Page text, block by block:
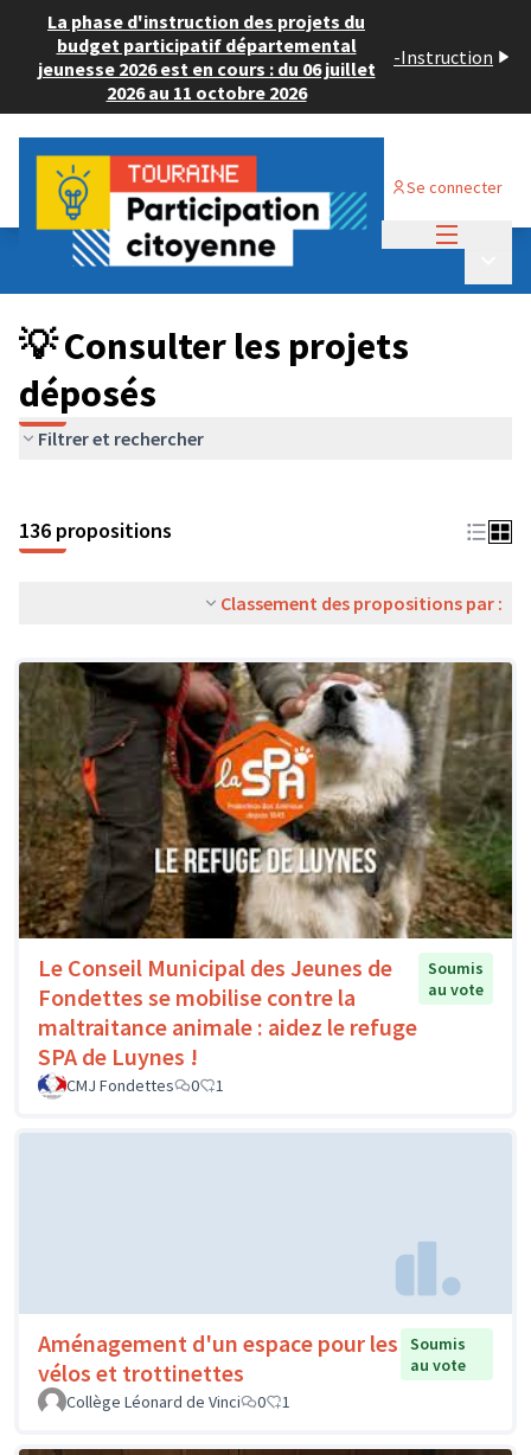
La phase d'instruction des projets du
budget participatif départemental
jeunesse 2026 est en cours : du 06 juillet
2026 au 11 octobre 2026
-Instruction
Se connecter
Budget Participatif JEUNESSE 2024
💡 Consulter les projets déposés
💡 Consulter les projets
déposés
Filtrer et rechercher
136 propositions
Classement des propositions par :
Le Conseil Municipal des Jeunes de
Fondettes se mobilise contre la
maltraitance animale : aidez le refuge
SPA de Luynes !
Soumis
au vote
CMJ Fondettes 0 1
Aménagement d'un espace pour les
vélos et trottinettes
Soumis
au vote
Collège Léonard de Vinci
0 1